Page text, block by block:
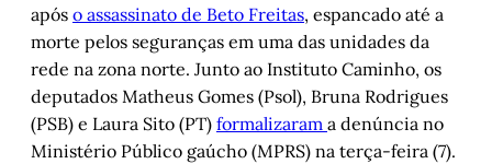
após o assassinato de Beto Freitas, espancado até a
morte pelos seguranças em uma das unidades da
rede na zona norte. Junto ao Instituto Caminho, os
deputados Matheus Gomes (Psol), Bruna Rodrigues
(PSB) e Laura Sito (PT) formalizaram a denúncia no
Ministério Público gaúcho (MPRS) na terça-feira (7).